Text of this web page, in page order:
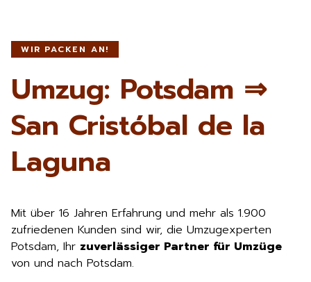
WIR PACKEN AN!
Umzug: Potsdam ⇒
San Cristóbal de la
Laguna
Mit über 16 Jahren Erfahrung und mehr als 1.900
zufriedenen Kunden sind wir, die Umzugexperten
Potsdam, Ihr zuverlässiger Partner für Umzüge
von und nach Potsdam.